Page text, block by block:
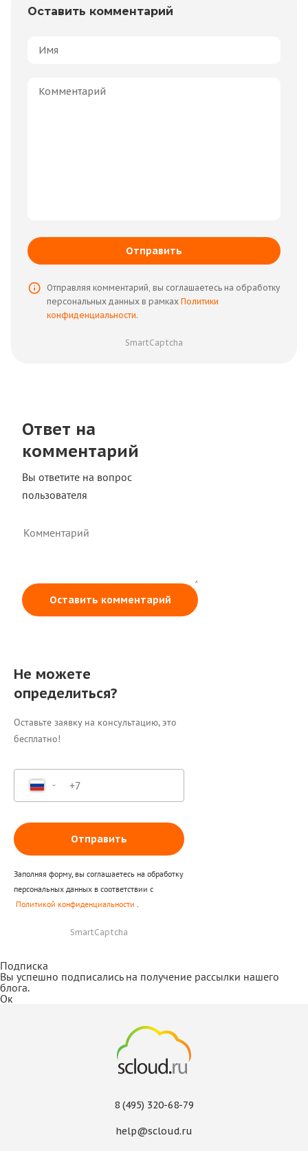
Оставить комментарий
Отправляя комментарий, вы соглашаетесь на обработку
персональных данных в рамках Политики
конфиденциальности.
Отправить
SmartCaptcha
Ответ на
комментарий
Вы ответите на вопрос
пользователя
Оставить комментарий
Не можете
определиться?
Оставьте заявку на консультацию, это
бесплатно!
Отправить
Заполняя форму, вы соглашаетесь на обработку
персональных данных в соответствии с
Политикой конфиденциальности
SmartCaptcha
Подписка
Вы успешно подписались на получение рассылки нашего
блога.
Ок
8 (495) 320-68-79
help@scloud.ru